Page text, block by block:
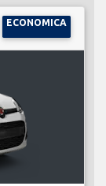
ECONOMICA